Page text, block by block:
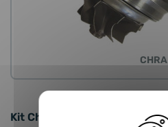
CHRA
Kit Chra neuf - 2.2 D 177cv